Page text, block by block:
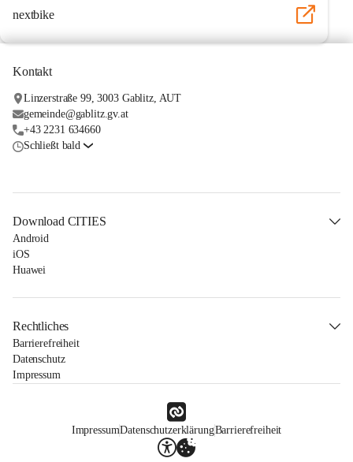
nextbike
Kontakt
Linzerstraße 99, 3003 Gablitz, AUT
gemeinde@gablitz.gv.at
+43 2231 634660
Schließt bald
Download CITIES
Android
iOS
Huawei
Rechtliches
Barrierefreiheit
Datenschutz
Impressum
ImpressumDatenschutzerklärungBarrierefreiheit